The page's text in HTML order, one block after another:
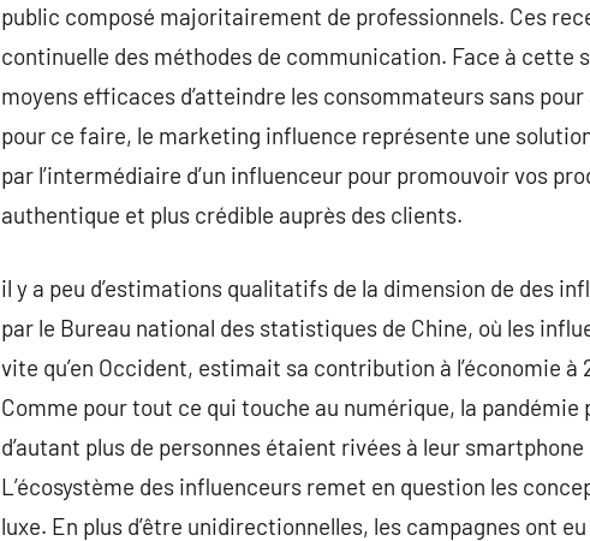
public composé majoritairement de professionnels. Ces
continuelle des méthodes de communication. Face à cette
moyens efficaces d’atteindre les consommateurs sans
pour ce faire, le marketing influence représente une
par l’intermédiaire d’un influenceur pour promouvoir vos
authentique et plus crédible auprès des clients.
il y a peu d’estimations qualitatifs de la dimension de des
par le Bureau national des statistiques de Chine, où les
vite qu’en Occident, estimait sa contribution à l’économie à
Comme pour tout ce qui touche au numérique, la
d’autant plus de personnes étaient rivées à leur
L’écosystème des influenceurs remet en question les
luxe. En plus d’être unidirectionnelles, les campagnes ont